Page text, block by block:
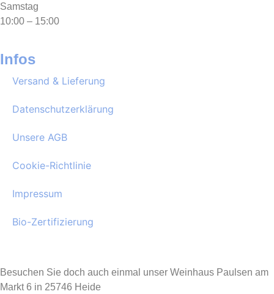
Samstag
10:00 – 15:00
Infos
Versand & Lieferung
Datenschutzerklärung
Unsere AGB
Cookie-Richtlinie
Impressum
Bio-Zertifizierung
Besuchen Sie doch auch einmal unser Weinhaus Paulsen am
Markt 6 in 25746 Heide